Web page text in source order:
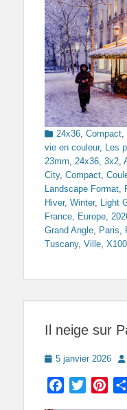
Categories
24x36, Compact,
vie en couleur, Les
23mm, 24x36, 3x2,
City, Compact,
Landscape Format,
Hiver, Winter, Light
France, Europe,
Grand Angle, Paris,
Tuscany, Ville,
Il neige sur
Posted
5 janvier 2026
Facebook
Twitter